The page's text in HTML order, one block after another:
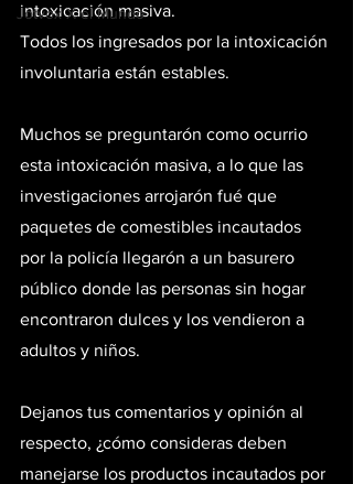
Jotvox X el Mundo
intoxicación masiva.
Todos los ingresados por la intoxicación
involuntaria están estables.
Muchos se preguntarón como ocurrio
esta intoxicación masiva, a lo que las
investigaciones arrojarón fué que
paquetes de comestibles incautados
por la policía llegarón a un basurero
público donde las personas sin hogar
encontraron dulces y los vendieron a
adultos y niños.
Dejanos tus comentarios y opinión al
respecto, ¿cómo consideras deben
manejarse los productos incautados por